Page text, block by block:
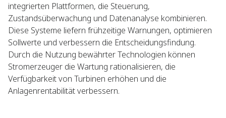
integrierten Plattformen, die Steuerung,
Zustandsüberwachung und Datenanalyse kombinieren.
Diese Systeme liefern frühzeitige Warnungen, optimieren
Sollwerte und verbessern die Entscheidungsfindung.
Durch die Nutzung bewährter Technologien können
Stromerzeuger die Wartung rationalisieren, die
Verfügbarkeit von Turbinen erhöhen und die
Anlagenrentabilität verbessern.